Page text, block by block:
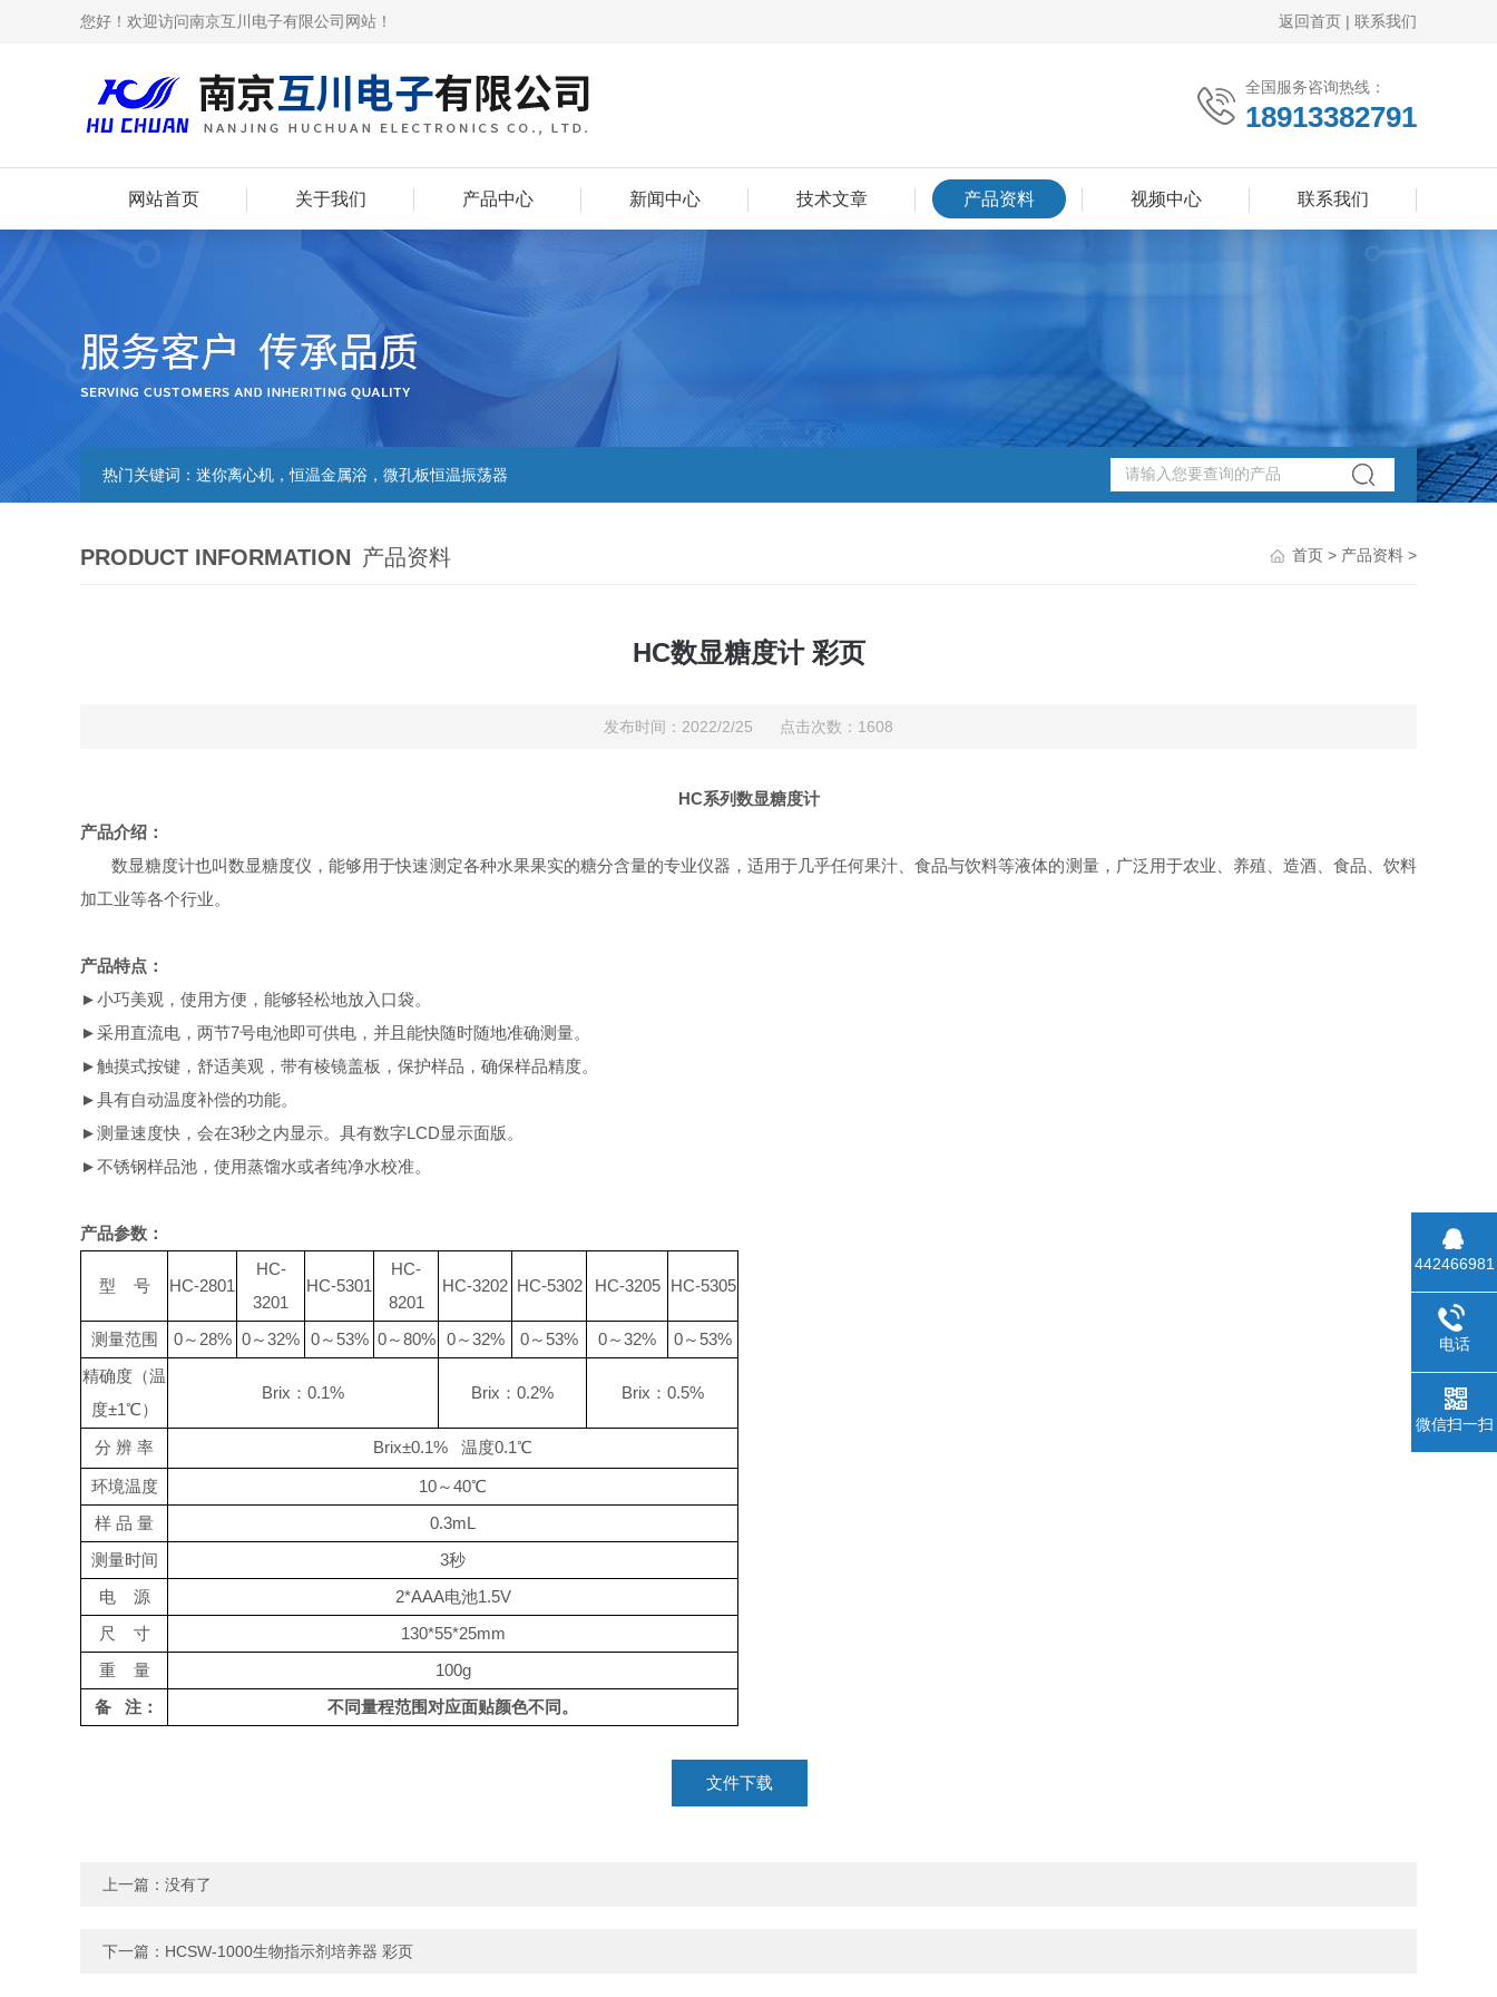
您好！欢迎访问南京互川电子有限公司网站！ 返回首页 | 联系我们
全国服务咨询热线：
18913382791
网站首页 关于我们 产品中心 新闻中心 技术文章 产品资料 视频中心 联系我们
热门关键词： 迷你离心机，恒温金属浴，微孔板恒温振荡器
PRODUCT INFORMATION 产品资料 首页 > 产品资料 >
HC数显糖度计 彩页
发布时间：2022/2/25 点击次数：1608
HC系列数显糖度计
产品介绍：
数显糖度计也叫数显糖度仪 ，能够用于快速测定各种水果果实的糖分含量的专业仪器，适用于几乎任何果汁、食品与饮料等液体的测量， 广泛 用于农业、养殖、造酒、食品、饮料
加工业等各个行业。
产品特点：
►小巧美观，使用方便，能够轻松地放入口袋。
►采用直流电，两节7号电池即可供电，并且能快随时随地准确测量。
►触摸式按键，舒适美观， 带有棱镜盖板，保护样品，确保样品精度。
►具有自动温度补偿的功能。
►测量速度快，会在3秒之内显示。具有数字LCD显示面版。
►不锈钢样品池 ， 使用蒸馏水或者纯净水校准。
产品参数：
型 号 HC-2801
HC-
3201
HC-5301
HC-
8201
HC-3202 HC-5302 HC-3205 HC-5305
测量范围 0～ 28% 0～32% 0～ 53% 0～80% 0～32% 0～ 53% 0～32% 0～ 53%
精确度 （温
度±1℃）
Brix ： 0.1% Brix ： 0.2% Brix ： 0.5%
分 辨 率 Brix±0.1% 温度0.1℃
环境温度 10～40℃
样 品 量
0.3mL
测量时间
3秒
电
源 2*AAA电池1.5V
尺
寸
130*55*25mm
重
量
100g
备 注：
不同量程范围对应面贴颜色不同。
文件下载
上一篇：没有了
下一篇： HCSW-1000生物指示剂培养器 彩页
442466981
电话
微信扫一扫